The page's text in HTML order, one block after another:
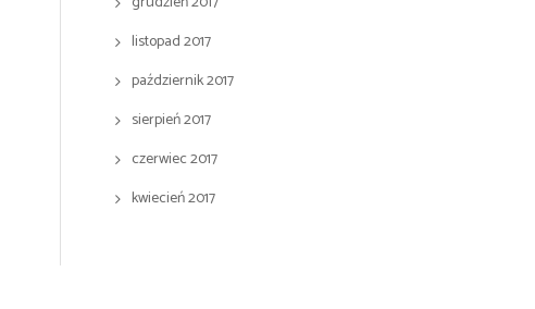
listopad 2017
październik 2017
sierpień 2017
czerwiec 2017
kwiecień 2017